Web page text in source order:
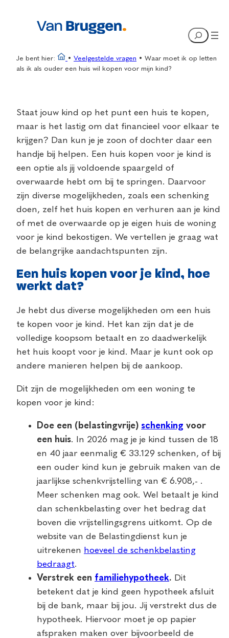
Search
Je bent hier: • Veelgestelde vragen • Waar moet ik op letten
als ik als ouder een huis wil kopen voor mijn kind?
Staat jouw kind op het punt een huis te kopen,
maar is het lastig om dat financieel voor elkaar te
krijgen? Dan kun je je zoon of dochter daar een
handje bij helpen. Een huis kopen voor je kind is
een optie als jij voldoende spaargeld of
overwaarde hebt om bij te springen. Daarvoor
zijn diverse mogelijkheden, zoals een schenking
doen, zelf het huis kopen en verhuren aan je kind
of met de overwaarde op je eigen huis de woning
voor je kind bekostigen. We vertellen je graag wat
de belangrijke aandachtspunten zijn.
Een huis kopen voor je kind, hoe
werkt dat?
Je hebt dus diverse mogelijkheden om een huis
te kopen voor je kind. Het kan zijn dat je de
volledige koopsom betaalt en zo daadwerkelijk
het huis koopt voor je kind. Maar je kunt ook op
andere manieren helpen bij de aankoop.
Dit zijn de mogelijkheden om een woning te
kopen voor je kind:
Doe een (belastingvrije) schenking voor
een huis. In 2026 mag je je kind tussen de 18
en 40 jaar eenmalig € 33.129 schenken, of bij
een ouder kind kun je gebruik maken van de
jaarlijkse schenkvrijstelling van € 6.908,- .
Meer schenken mag ook. Wel betaalt je kind
dan schenkbelasting over het bedrag dat
boven die vrijstellingsgrens uitkomt. Op de
website van de Belastingdienst kun je
uitrekenen hoeveel de schenkbelasting
bedraagt.
Verstrek een familiehypotheek. Dit
betekent dat je kind geen hypotheek afsluit
bij de bank, maar bij jou. Jij verstrekt dus de
hypotheek. Hiervoor moet je op papier
afspraken maken over bijvoorbeeld de